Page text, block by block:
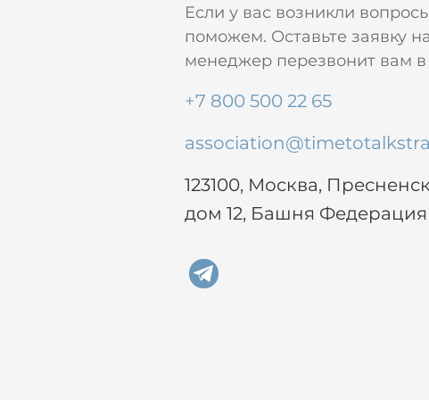
Если у вас возникли
поможем. Оставьте заявку
менеджер перезвонит вам в
+7 800 500 22 65
123100, Москва,
дом 12, Башня Федерация